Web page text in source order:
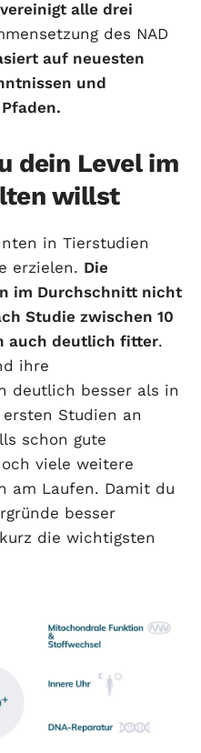
vereinigt alle drei
des NAD
auf neuesten
und
dein Level im
willst
in Tierstudien
erzielen. Die
im Durchschnitt nicht
Studie zwischen 10
auch deutlich fitter.
ihre
deutlich besser als in
Studien an
schon gute
viele weitere
am Laufen. Damit du
besser
die wichtigsten